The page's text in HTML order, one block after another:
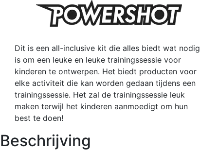
Dit is een all-inclusive kit die alles biedt wat nodig
is om een leuke en leuke trainingssessie voor
kinderen te ontwerpen. Het biedt producten voor
elke activiteit die kan worden gedaan tijdens een
trainingssessie. Het zal de trainingssessie leuk
maken terwijl het kinderen aanmoedigt om hun
best te doen!
Beschrijving